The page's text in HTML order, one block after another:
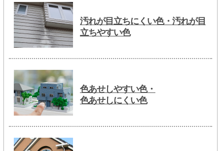
汚れが目立ちにくい色・汚れが目
立ちやすい色
色あせしやすい色・
色あせしにくい色